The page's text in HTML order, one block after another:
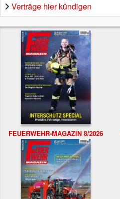
Verträge hier kündigen
FEUERWEHR-MAGAZIN 8/2026